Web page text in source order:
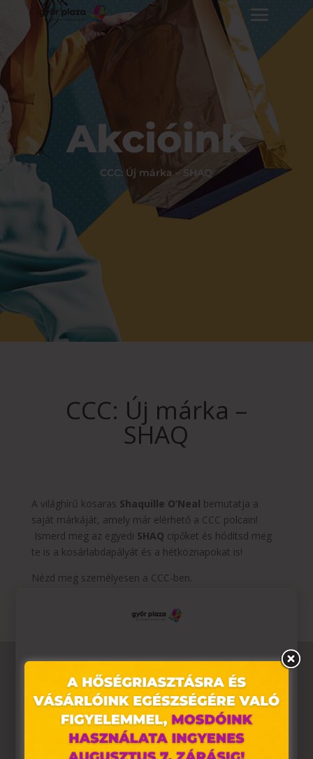
Akcióink
CCC: Új márka – SHAQ
CCC: Új márka –
SHAQ
A világhírű kosaras Shaquille O’Neal bemutatja a
saját márkáját, amely már elérhető a CCC polcain!
Ismerd meg az egyedi SHAQ cipőket és hódítsd meg
te is a kosárlabdapályát és a hétköznapokat is!
Nézd meg személyesen a CCC-ben.
Weboldalunkon „cookie"-kat (továbbiakban „süti")
alkalmazunk. Ezek olyan fájlok, melyek információt
tárolnak webes böngészőjében. Ehhez az Ön
hozzájárulása szükséges.